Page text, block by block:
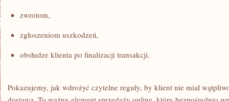
zwrotom,
zgłoszeniom uszkodzeń,
obsłudze klienta po finalizacji transakcji.
Pokazujemy, jak wdrożyć czytelne reguły, by klient nie miał